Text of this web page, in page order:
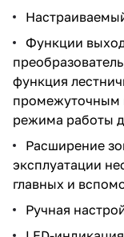
Функции
функция
промежуточным
режима работы
Расширение
эксплуатации
главных и
Ручная